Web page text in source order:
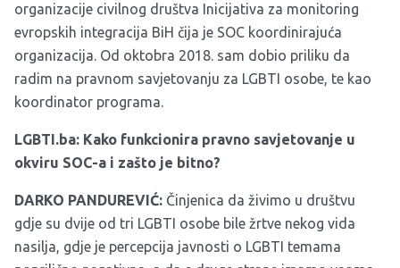
organizacije civilnog društva Inicijativa za monitoring
evropskih integracija BiH čija je SOC koordinirajuća
organizacija. Od oktobra 2018. sam dobio priliku da
radim na pravnom savjetovanju za LGBTI osobe, te kao
koordinator programa.
LGBTI.ba: Kako funkcionira pravno savjetovanje u
okviru SOC-a i zašto je bitno?
DARKO PANDUREVIĆ: Činjenica da živimo u društvu
gdje su dvije od tri LGBTI osobe bile žrtve nekog vida
nasilja, gdje je percepcija javnosti o LGBTI temama